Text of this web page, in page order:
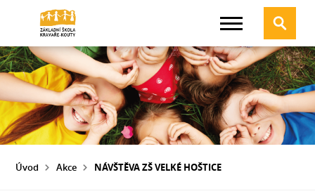
Úvod Akce NÁVŠTĚVA ZŠ VELKÉ HOŠTICE